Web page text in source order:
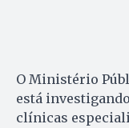
O Ministério
está
clínicas